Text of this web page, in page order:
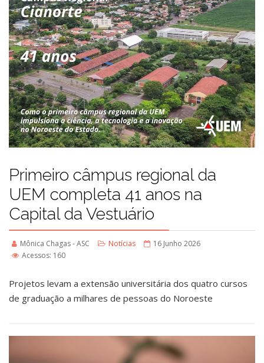
Primeiro câmpus regional da
UEM completa 41 anos na
Capital da Vestuário
Mônica Chagas - ASC Notícias
16 Junho 2026
Acessos: 160
Projetos levam a extensão universitária dos quatro cursos
de graduação a milhares de pessoas do Noroeste